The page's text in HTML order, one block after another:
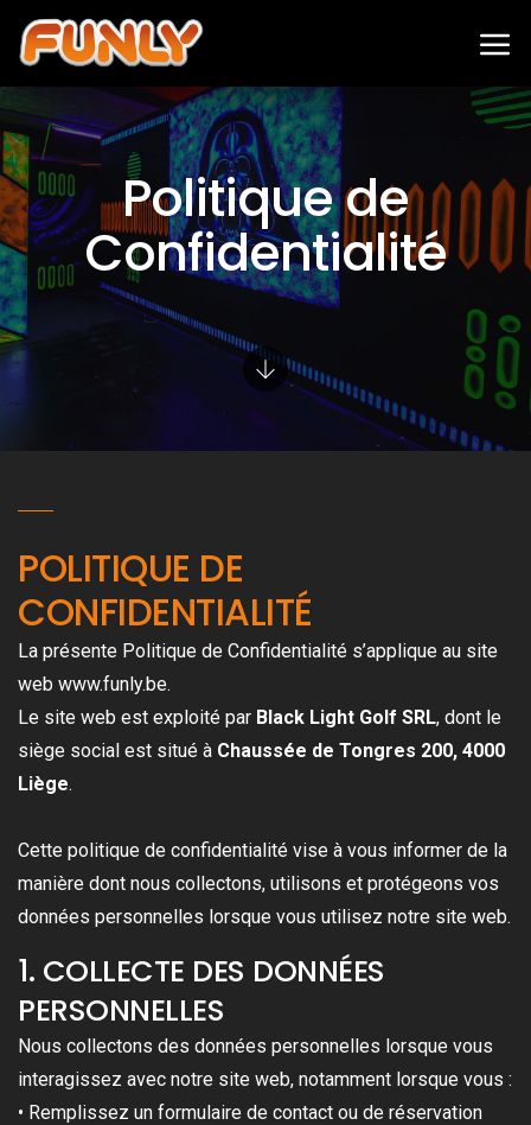
Politique de
Confidentialité
POLITIQUE DE
CONFIDENTIALITÉ
La présente Politique de Confidentialité s’applique au site
web www.funly.be.
Le site web est exploité par Black Light Golf SRL, dont le
siège social est situé à Chaussée de Tongres 200, 4000
Liège.
Cette politique de confidentialité vise à vous informer de la
manière dont nous collectons, utilisons et protégeons vos
données personnelles lorsque vous utilisez notre site web.
1. COLLECTE DES DONNÉES
PERSONNELLES
Nous collectons des données personnelles lorsque vous
interagissez avec notre site web, notamment lorsque vous :
• Remplissez un formulaire de contact ou de réservation